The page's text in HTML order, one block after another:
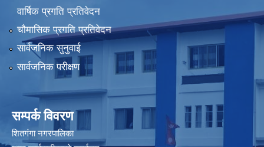
वार्षिक प्रगति प्रतिवेदन
चौमासिक प्रगति प्रतिवेदन
सार्वजनिक सुनुवाई
सार्वजनिक परीक्षण
सम्पर्क विवरण
शितगंगा नगरपालिका